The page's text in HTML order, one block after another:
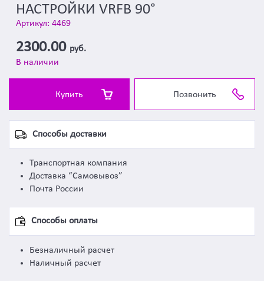
НАСТРОЙКИ VRFB 90°
Артикул: 4469
2300.00 руб.
В наличии
Купить Позвонить
Способы доставки
Транспортная компания
Доставка “Самовывоз”
Почта России
Способы оплаты
Безналичный расчет
Наличный расчет